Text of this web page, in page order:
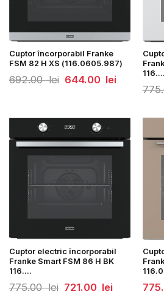
Cuptor încorporabil Franke
FSM 82 H XS (116.0605.987)
692.00lei Prețul
inițial
644.00 leiPrețul
curent
116....
Cuptor electric încorporabil
Franke Smart FSM 86 H BK
116....
775.00lei Prețul
721.00 leiPrețul